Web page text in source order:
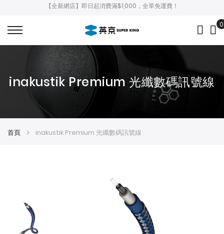
【全新網店】即日起消費滿$1,000，全單免運費！
0
inakustik Premium 光纖數碼訊號線
首頁 inakustik Premium 光纖數碼訊號線